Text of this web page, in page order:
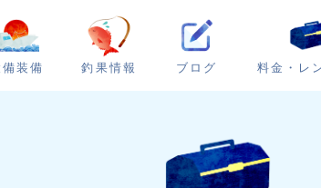
備装備 釣果情報 ブログ 料金・レ